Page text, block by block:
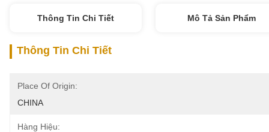
Thông Tin Chi Tiết Mô Tả Sản Phẩm
Thông Tin Chi Tiết
Place Of Origin:
CHINA
Hàng Hiệu: